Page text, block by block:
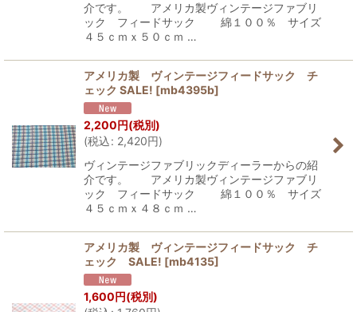
介です。 アメリカ製ヴィンテージファブリ
ック フィードサック 綿１００％ サイズ
４５ｃｍｘ５０ｃｍ …
アメリカ製 ヴィンテージフィードサック チ
ェック SALE! [mb4395b]
2,200円(税別)
(税込: 2,420円)
ヴィンテージファブリックディーラーからの紹
介です。 アメリカ製ヴィンテージファブリ
ック フィードサック 綿１００％ サイズ
４５ｃｍｘ４８ｃｍ …
アメリカ製 ヴィンテージフィードサック チ
ェック SALE! [mb4135]
1,600円(税別)